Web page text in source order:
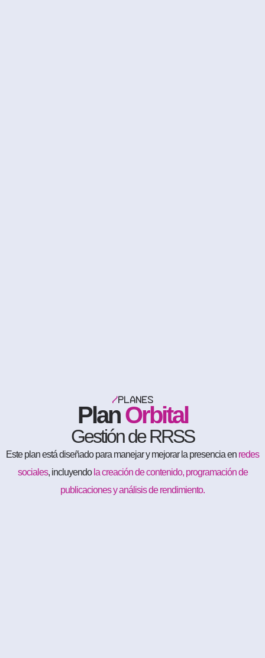
/PLANES
PlanOrbital
Gestión de RRSS
Este plan está diseñado para manejar y mejorar la presencia en redes
sociales, incluyendo la creación de contenido, programación de
publicaciones y análisis de rendimiento.